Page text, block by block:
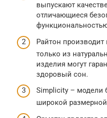
выпускают
отличающиеся
Райтон производит
только из
изделия могут
здоровый сон.
Simplicity – модели
широкой